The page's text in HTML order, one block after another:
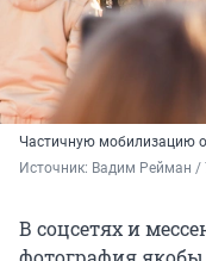
Частичную мобилизацию
Источник: Вадим Рейман /
В соцсетях и